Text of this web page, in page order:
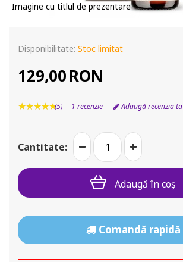
Imagine cu titlul de prezentare
Disponibilitate: Stoc limitat
129,00RON
(5) 1 recenzie Adaugă recenzia ta
Cantitate:
Adaugă în coş
Comandă rapidă